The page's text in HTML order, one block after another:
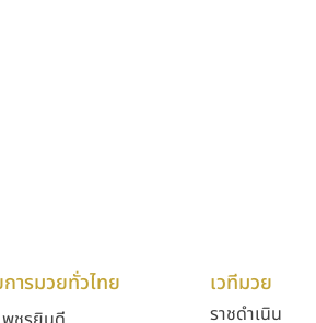
การมวยทั่วไทย เวทีมวย
ราชดำเนิน